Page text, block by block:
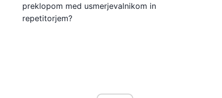
preklopom med usmerjevalnikom in
repetitorjem?